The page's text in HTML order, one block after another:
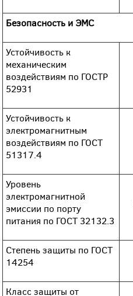
Безопасность и ЭМС
Устойчивость к
механическим
воздействиям по ГОСТР
52931
Устойчивость к
электромагнитным
воздействиям по ГОСТ
51317.4
Уровень
электромагнитной
эмиссии по порту
питания по ГОСТ 32132.3
Степень защиты по ГОСТ
14254
Класс защиты от